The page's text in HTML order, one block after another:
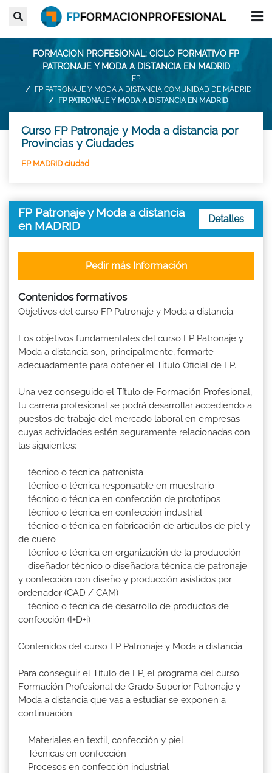
FORMACION PROFESIONAL: CICLO FORMATIVO FP
PATRONAJE Y MODA A DISTANCIA EN MADRID
FP
FP PATRONAJE Y MODA A DISTANCIA COMUNIDAD DE MADRID
FP PATRONAJE Y MODA A DISTANCIA EN MADRID
Curso FP Patronaje y Moda a distancia por
Provincias y Ciudades
FP MADRID ciudad
FP Patronaje y Moda a distancia
en MADRID
Detalles
Pedir más Información
Contenidos formativos
Objetivos del curso FP Patronaje y Moda a distancia:
Los objetivos fundamentales del curso FP Patronaje y
Moda a distancia son, principalmente, formarte
adecuadamente para obtener el Titulo Oficial de FP.
Una vez conseguido el Título de Formación Profesional,
tu carrera profesional se podrá desarrollar accediendo a
puestos de trabajo del mercado laboral en empresas
cuyas actividades estén seguramente relacionadas con
las siguientes:
técnico o técnica patronista
técnico o técnica responsable en muestrario
técnico o técnica en confección de prototipos
técnico o técnica en confección industrial
técnico o técnica en fabricación de artículos de piel y
de cuero
técnico o técnica en organización de la producción
diseñador técnico o diseñadora técnica de patronaje
y confección con diseño y producción asistidos por
ordenador (CAD / CAM)
técnico o técnica de desarrollo de productos de
confección (I+D+i)
Contenidos del curso FP Patronaje y Moda a distancia:
Para conseguir el Título de FP, el programa del curso
Formación Profesional de Grado Superior Patronaje y
Moda a distancia que vas a estudiar se exponen a
continuación:
Materiales en textil, confección y piel
Técnicas en confección
Procesos en confección industrial